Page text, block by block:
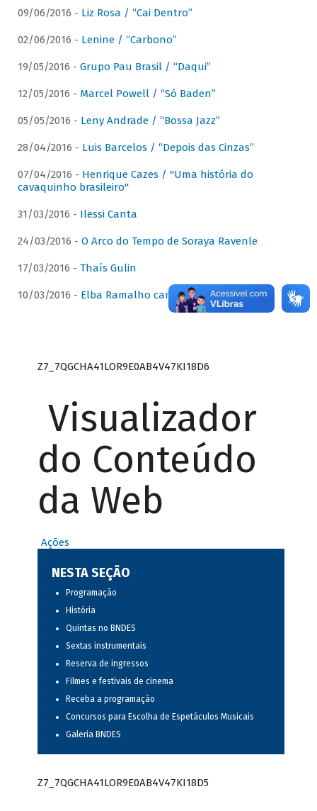
09/06/2016 - Liz Rosa / “Cai Dentro”
02/06/2016 - Lenine / “Carbono”
19/05/2016 - Grupo Pau Brasil / “Daqui”
12/05/2016 - Marcel Powell / “Só Baden”
05/05/2016 - Leny Andrade / “Bossa Jazz”
28/04/2016 - Luis Barcelos / “Depois das Cinzas”
07/04/2016 - Henrique Cazes / "Uma história do
cavaquinho brasileiro"
31/03/2016 - Ilessi Canta
24/03/2016 - O Arco do Tempo de Soraya Ravenle
17/03/2016 - Thaís Gulin
10/03/2016 - Elba Ramalho canta Dominguinhos
Z7_7QGCHA41LOR9E0AB4V47KI18D6
Visualizador
do Conteúdo
da Web
Ações
NESTA SEÇÃO
Programação
História
Quintas no BNDES
Sextas instrumentais
Reserva de ingressos
Filmes e festivais de cinema
Receba a programação
Concursos para Escolha de Espetáculos Musicais
Galeria BNDES
Z7_7QGCHA41LOR9E0AB4V47KI18D5